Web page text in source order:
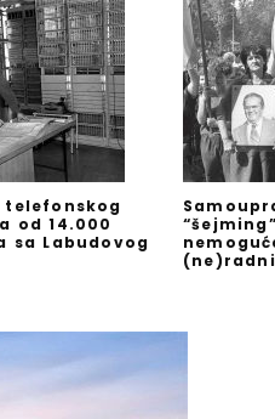
telefonskog
od 14.000
sa Labudovog